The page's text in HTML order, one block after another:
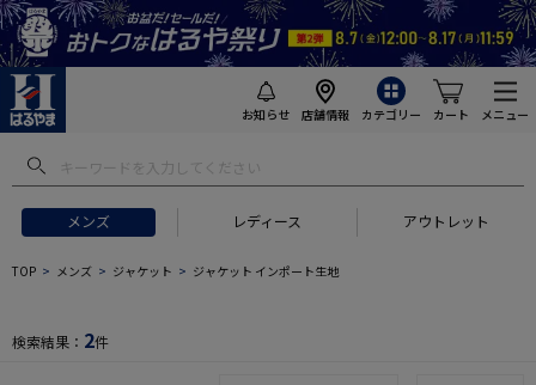
お知らせ 店舗情報 カテゴリー カート メニュー
メンズ レディース アウトレット
フトにおすすめ #セットアップ スーツ
TOP メンズ ジャケット ジャケット インポート生地
検索結果： 2件